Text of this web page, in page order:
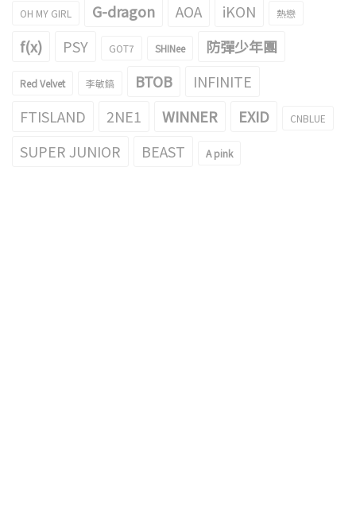
OH MY GIRL G-dragon AOA iKON 熱戀
f(x) PSY GOT7 SHINee 防彈少年團
Red Velvet 李敏鎬 BTOB
INFINITE
FTISLAND
2NE1 WINNER EXID CNBLUE
SUPER JUNIOR BEAST A pink